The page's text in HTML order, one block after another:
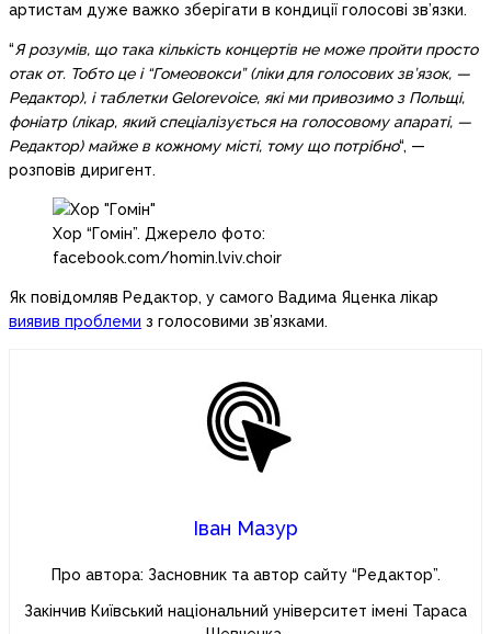
артистам дуже важко зберігати в кондиції голосові зв’язки.
“Я розумів, що така кількість концертів не може пройти просто
отак от. Тобто це і “Гомеовокси” (ліки для голосових зв’язок, —
Редактор), і таблетки Gelorevoice, які ми привозимо з Польщі,
фоніатр (лікар, який спеціалізується на голосовому апараті, —
Редактор) майже в кожному місті, тому що потрібно“, —
розповів диригент.
Хор “Гомін”. Джерело фото:
facebook.com/homin.lviv.choir
Як повідомляв Редактор, у самого Вадима Яценка лікар
виявив проблеми з голосовими зв’язками.
Іван Мазур
Про автора: Засновник та автор сайту “Редактор”.
Закінчив Київський національний університет імені Тараса